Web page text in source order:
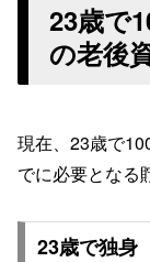
23歳で
の老後
現在、23歳で
でに必要となる
23歳で独身